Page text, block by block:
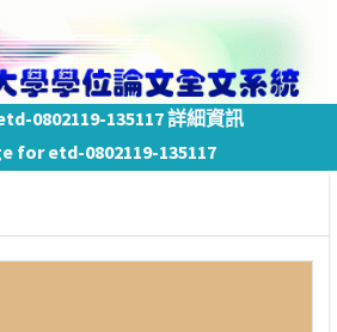
0802119-135117 詳細資訊
for etd-0802119-135117